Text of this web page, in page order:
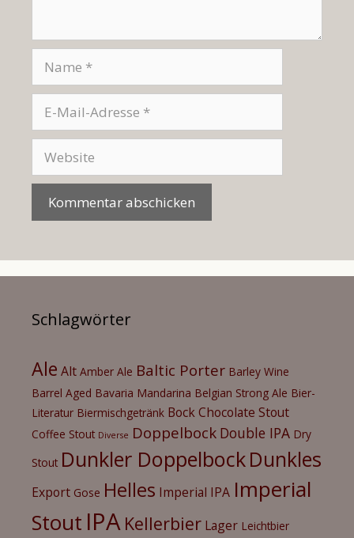
Mail-
Adresse
Schlagwörter
Ale Alt Amber Ale Baltic Porter Barley Wine
Barrel Aged Bavaria Mandarina Belgian Strong Ale Bier-
Literatur Biermischgetränk BockChocolate Stout
Coffee Stout Diverse Doppelbock Double IPA Dry
Stout Dunkler DoppelbockDunkles
Export Gose Helles Imperial IPA Imperial
Stout IPA Kellerbier Lager Leichtbier